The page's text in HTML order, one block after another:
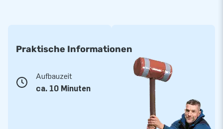
Praktische Informationen
Aufbauzeit
ca. 10 Minuten